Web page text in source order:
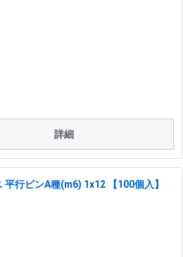
詳細
平行ピンA種(m6) 1x12 【100個入】